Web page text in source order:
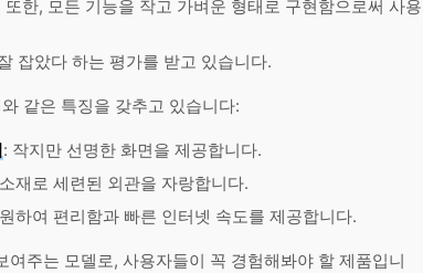
한, 모든 기능을 작고 가벼운 형태로 구현함으로써 사용
잡았다 하는 평가를 받고 있습니다.
같은 특징을 갖추고 있습니다:
: 작지만 선명한 화면을 제공합니다.
재로 세련된 외관을 자랑합니다.
하여 편리함과 빠른 인터넷 속도를 제공합니다.
주는 모델로, 사용자들이 꼭 경험해봐야 할 제품입니